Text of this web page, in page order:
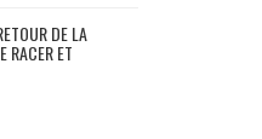
DE LA
RACER ET